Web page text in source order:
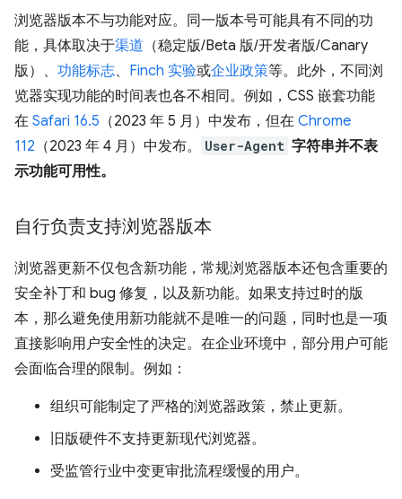
浏览器版本不与功能对应。同一版本号可能具有不同的功
能，具体取决于渠道 （稳定版/Beta 版/开发者版/Canary
版）、 功能标志、 Finch 实验或企业政策等。此外，不同浏
览器实现功能的时间表也各不相同。例如，CSS 嵌套功能
在 Safari 16.5 （2023 年 5 月）中发布，但在 Chrome
112 （2023 年 4 月）中发布。 User-Agent 字符串并不表
示功能可用性。
自行负责支持浏览器版本
浏览器更新不仅包含新功能，常规浏览器版本还包含重要的
安全补丁和 bug 修复，以及新功能。如果支持过时的版
本，那么避免使用新功能就不是唯一的问题，同时也是一项
直接影响用户安全性的决定。在企业环境中，部分用户可能
会面临合理的限制。例如：
组织可能制定了严格的浏览器政策，禁止更新。
旧版硬件不支持更新现代浏览器。
受监管行业中变更审批流程缓慢的用户。